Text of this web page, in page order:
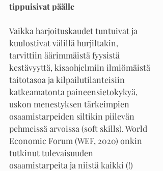
tippuisivat päälle
Vaikka harjoituskaudet tuntuivat ja
kuulostivat välillä hurjiltakin,
tarvittiin äärimmäistä fyysistä
kestävyyttä, kisaohjelmiin ilmiömäistä
taitotasoa ja kilpailutilanteisiin
katkeamatonta paineensietokykyä,
uskon menestyksen tärkeimpien
osaamistarpeiden siltikin piilevän
pehmeissä arvoissa (soft skills). World
Economic Forum (WEF, 2020) onkin
tutkinut tulevaisuuden
osaamistarpeita ja niistä kaikki (!)